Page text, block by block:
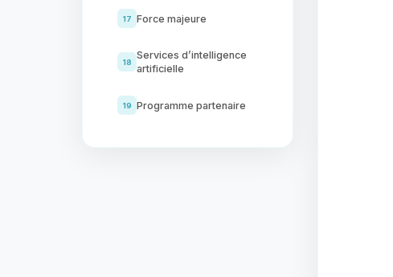
17 Force majeure
18
Services d’intelligence
artificielle
19 Programme partenaire